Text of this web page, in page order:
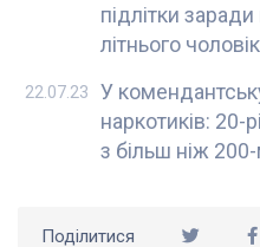
підлітки
літнього
У
наркотиків: 20-
з більш ніж
22.07.23
Поділитися